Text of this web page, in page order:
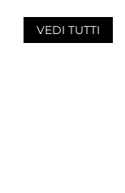
VEDI TUTTI